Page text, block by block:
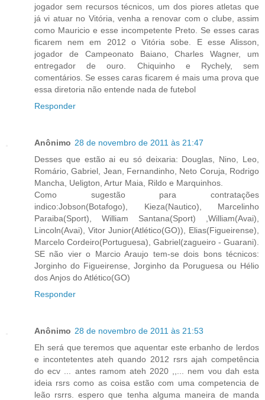
jogador sem recursos técnicos, um dos piores atletas que
já vi atuar no Vitória, venha a renovar com o clube, assim
como Mauricio e esse incompetente Preto. Se esses caras
ficarem nem em 2012 o Vitória sobe. E esse Alisson,
jogador de Campeonato Baiano, Charles Wagner, um
entregador de ouro. Chiquinho e Rychely, sem
comentários. Se esses caras ficarem é mais uma prova que
essa diretoria não entende nada de futebol
Responder
Anônimo 28 de novembro de 2011 às 21:47
Desses que estão ai eu só deixaria: Douglas, Nino, Leo,
Romário, Gabriel, Jean, Fernandinho, Neto Coruja, Rodrigo
Mancha, Ueligton, Artur Maia, Rildo e Marquinhos.
Como sugestão para contratações
indico:Jobson(Botafogo), Kieza(Nautico), Marcelinho
Paraiba(Sport), William Santana(Sport) ,William(Avai),
Lincoln(Avai), Vitor Junior(Atlético(GO)), Elias(Figueirense),
Marcelo Cordeiro(Portuguesa), Gabriel(zagueiro - Guarani).
SE não vier o Marcio Araujo tem-se dois bons técnicos:
Jorginho do Figueirense, Jorginho da Poruguesa ou Hélio
dos Anjos do Atlético(GO)
Responder
Anônimo 28 de novembro de 2011 às 21:53
Eh será que teremos que aquentar este erbanho de lerdos
e incontetentes ateh quando 2012 rsrs ajah competência
do ecv ... antes ramom ateh 2020 ,,... nem vou dah esta
ideia rsrs como as coisa estão com uma competencia de
leão rsrrs. espero que tenha alguma maneira de manda